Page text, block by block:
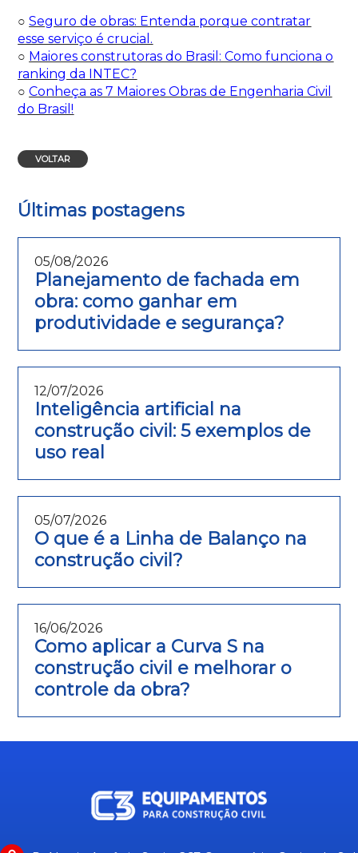
○Seguro de obras: Entenda porque contratar
esse serviço é crucial.
○ Maiores construtoras do Brasil: Como funciona o
ranking da INTEC?
○Conheça as 7 Maiores Obras de Engenharia Civil
do Brasil!
VOLTAR
Últimas postagens
05/08/2026
Planejamento de fachada em
obra: como ganhar em
produtividade e segurança?
12/07/2026
Inteligência artificial na
construção civil: 5 exemplos de
uso real
05/07/2026
O que é a Linha de Balanço na
construção civil?
16/06/2026
Como aplicar a Curva S na
construção civil e melhorar o
controle da obra?